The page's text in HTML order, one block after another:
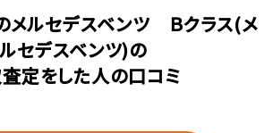
メルセデスベンツ Ｂクラス(メ
ルセデスベンツ)の
定をした人の口コミ